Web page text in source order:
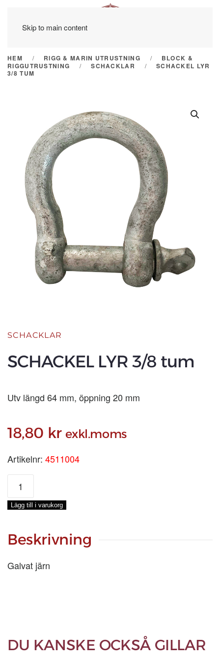
Skip to main content
HEM RIGG & MARIN UTRUSTNING
BLOCK &
RIGGUTRUSTNING
SCHACKLAR
SCHACKEL LYR
3/8 TUM
SCHACKLAR
SCHACKEL LYR 3/8 tum
Utv längd 64 mm, öppning 20 mm
18,80 kr exkl.moms
Artikelnr: 4511004
SCHACKEL
LYR
3/8
tum
Lägg till i varukorg
Beskrivning
Galvat järn
DU KANSKE OCKSÅ GILLAR